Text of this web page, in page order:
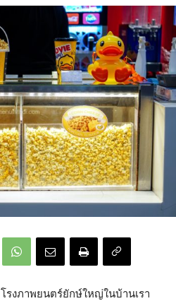
โรงภาพยนตร์ยักษ์ใหญ่ในบ้านเรา